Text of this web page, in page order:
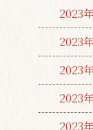
2023
2023
2023
2023
2023